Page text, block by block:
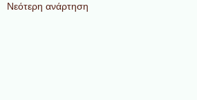
Νεότερη ανάρτηση